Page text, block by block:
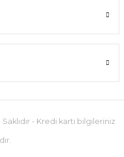
- Kredi kartı bilgileriniz